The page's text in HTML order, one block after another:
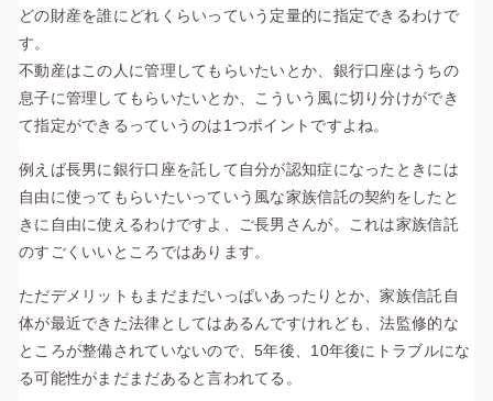
どの財産を誰にどれくらいっていう定量的に指定できるわけで
す。
不動産はこの人に管理してもらいたいとか、銀行口座はうちの
息子に管理してもらいたいとか、こういう風に切り分けができ
て指定ができるっていうのは1つポイントですよね。
例えば長男に銀行口座を託して自分が認知症になったときには
自由に使ってもらいたいっていう風な家族信託の契約をしたと
きに自由に使えるわけですよ、ご長男さんが。これは家族信託
のすごくいいところではあります。
ただデメリットもまだまだいっぱいあったりとか、家族信託自
体が最近できた法律としてはあるんですけれども、法監修的な
ところが整備されていないので、5年後、10年後にトラブルにな
る可能性がまだまだあると言われてる。